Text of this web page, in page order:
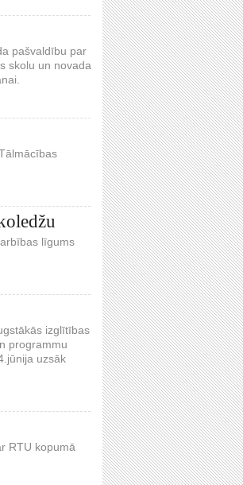
pašvaldību par
skolu un novada
līgums
izglītības
programmu
uzsāk
RTU kopumā